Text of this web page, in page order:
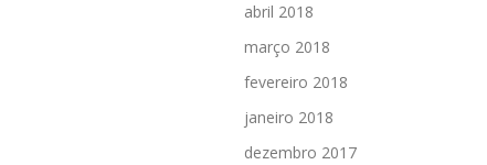
abril 2018
março 2018
fevereiro 2018
janeiro 2018
dezembro 2017